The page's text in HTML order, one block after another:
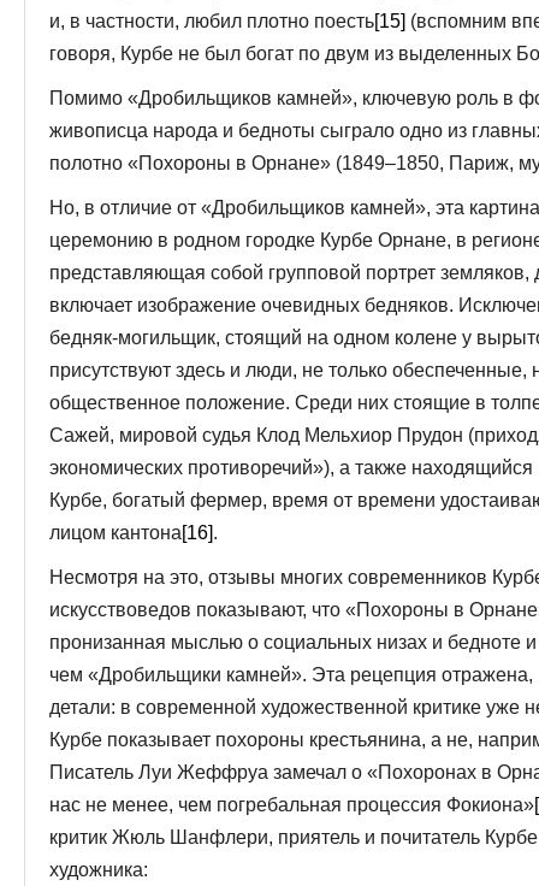
и, в частности, любил плотно поесть[15] (вспомним
говоря, Курбе не был богат по двум из выделенных
Помимо «Дробильщиков камней», ключевую роль в
живописца народа и бедноты сыграло одно из
полотно «Похороны в Орнане» (1849–1850, Париж,
Но, в отличие от «Дробильщиков камней», эта
церемонию в родном городке Курбе Орнане, в
представляющая собой групповой портрет земляков,
включает изображение очевидных бедняков.
бедняк-могильщик, стоящий на одном колене у
присутствуют здесь и люди, не только
общественное положение. Среди них стоящие в
Сажей, мировой судья Клод Мельхиор Прудон
экономических противоречий»), а также
Курбе, богатый фермер, время от времени
лицом кантона[16].
Несмотря на это, отзывы многих современников
искусствоведов показывают, что «Похороны в
пронизанная мыслью о социальных низах и бедноте
чем «Дробильщики камней». Эта рецепция отражена,
детали: в современной художественной критике уже
Курбе показывает похороны крестьянина, а не,
Писатель Луи Жеффруа замечал о «Похоронах в
нас не менее, чем погребальная процессия Фокиона»
критик Жюль Шанфлери, приятель и почитатель
художника: